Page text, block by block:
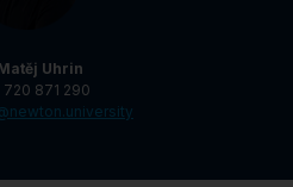
Uhrin
720 871 290